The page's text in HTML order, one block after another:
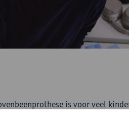
is voor veel
omdat het hen mobiliteit en